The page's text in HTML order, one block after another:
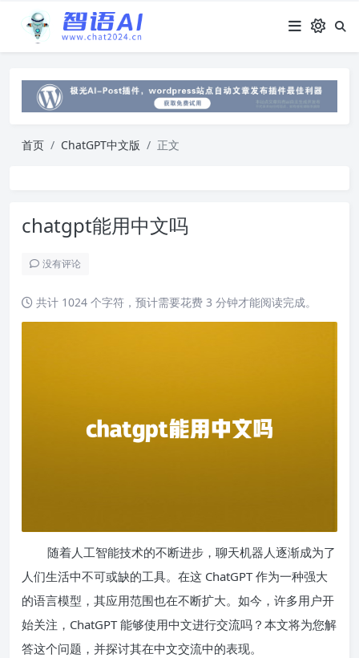
首页 ChatGPT中文版 正文
chatgpt能用中文吗
没有评论
共计 1024 个字符，预计需要花费 3 分钟才能阅读完成。
随着人工智能技术的不断进步，聊天机器人逐渐成为了
人们生活中不可或缺的工具。在这 ChatGPT 作为一种强大
的语言模型，其应用范围也在不断扩大。如今，许多用户开
始关注，ChatGPT 能够使用中文进行交流吗？本文将为您解
答这个问题，并探讨其在中文交流中的表现。